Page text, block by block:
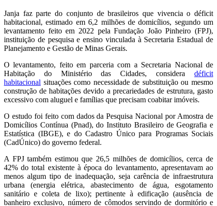
Janja faz parte do conjunto de brasileiros que vivencia o déficit
habitacional, estimado em 6,2 milhões de domicílios, segundo um
levantamento feito em 2022 pela Fundação João Pinheiro (FPJ),
instituição de pesquisa e ensino vinculada à Secretaria Estadual de
Planejamento e Gestão de Minas Gerais.
O levantamento, feito em parceria com a Secretaria Nacional de
Habitação do Ministério das Cidades, considera déficit
habitacional situações como necessidade de substituição ou mesmo
construção de habitações devido a precariedades de estrutura, gasto
excessivo com aluguel e famílias que precisam coabitar imóveis.
O estudo foi feito com dados da Pesquisa Nacional por Amostra de
Domicílios Contínua (Pnad), do Instituto Brasileiro de Geografia e
Estatística (IBGE), e do Cadastro Único para Programas Sociais
(CadÚnico) do governo federal.
A FPJ também estimou que 26,5 milhões de domicílios, cerca de
42% do total existente à época do levantamento, apresentavam ao
menos algum tipo de inadequação, seja carência de infraestrutura
urbana (energia elétrica, abastecimento de água, esgotamento
sanitário e coleta de lixo); pertinente à edificação (ausência de
banheiro exclusivo, número de cômodos servindo de dormitório e